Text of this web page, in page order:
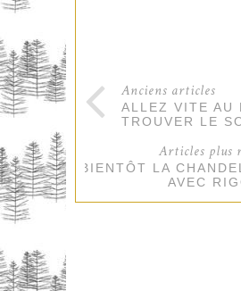
Anciens articles
ALLEZ VITE AU
TROUVER LE
Articles plus
C’EST BIENTÔT LA
AVEC